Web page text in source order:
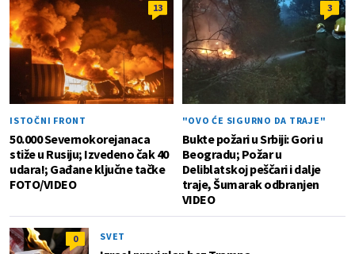
13
ISTOČNI FRONT
50.000 Severnokorejanaca
stiže u Rusiju; Izvedeno čak 40
udara!; Gađane ključne tačke
FOTO/VIDEO
3
"OVO ĆE SIGURNO DA TRAJE"
Bukte požari u Srbiji: Gori u
Beogradu; Požar u
Deliblatskoj peščari i dalje
traje, Šumarak odbranjen
VIDEO
0 SVET